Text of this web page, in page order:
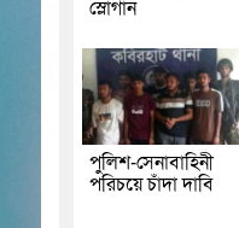
স্লোগান
পুলিশ-সেনাবাহিনী
পরিচয়ে চাঁদা দাবি